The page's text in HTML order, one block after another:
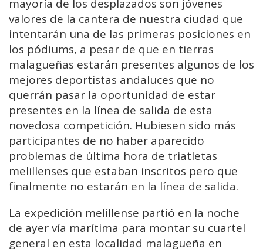
mayoría de los desplazados son jóvenes
valores de la cantera de nuestra ciudad que
intentarán una de las primeras posiciones en
los pódiums, a pesar de que en tierras
malagueñas estarán presentes algunos de los
mejores deportistas andaluces que no
querrán pasar la oportunidad de estar
presentes en la línea de salida de esta
novedosa competición. Hubiesen sido más
participantes de no haber aparecido
problemas de última hora de triatletas
melillenses que estaban inscritos pero que
finalmente no estarán en la línea de salida.
La expedición melillense partió en la noche
de ayer vía marítima para montar su cuartel
general en esta localidad malagueña en